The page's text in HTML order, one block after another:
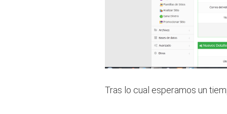
Tras lo cual esperamos un